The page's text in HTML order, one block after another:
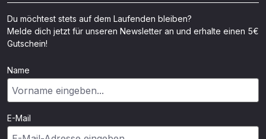
Du möchtest stets auf dem Laufenden bleiben?
Melde dich jetzt für unseren Newsletter an und erhalte einen 5€
Gutschein!
Name
E-Mail